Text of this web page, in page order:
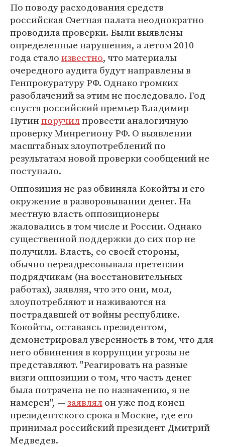
По поводу расходования средств
российская Счетная палата неоднократно
проводила проверки. Были выявлены
определенные нарушения, а летом 2010
года сталоизвестно, что материалы
очередного аудита будут направлены в
Генпрокуратуру РФ. Однако громких
разоблачений за этим не последовало. Год
спустя российский премьер Владимир
Путинпоручилпровести аналогичную
проверку Минрегиону РФ. О выявлении
масштабных злоупотреблений по
результатам новой проверки сообщений не
поступало.
Оппозиция не раз обвиняла Кокойты и его
окружение в разворовывании денег. На
местную власть оппозиционеры
жаловались в том числе и России. Однако
существенной поддержки до сих пор не
получили. Власть, со своей стороны,
обычно переадресовывала претензии
подрядчикам (на восстановительных
работах), заявляя, что это они, мол,
злоупотребляют и наживаются на
пострадавшей от войны республике.
Кокойты, оставаясь президентом,
демонстрировал уверенность в том, что для
него обвинения в коррупции угрозы не
представляют. "Реагировать на разные
визги оппозиции о том, что часть денег
была потрачена не по назначению, я не
намерен", —заявлялон уже под конец
президентского срока в Москве, где его
принимал российский президент Дмитрий
Медведев.